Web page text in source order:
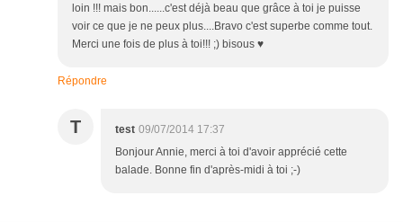
loin !!! mais bon......c'est déjà beau que grâce à toi je puisse
voir ce que je ne peux plus....Bravo c'est superbe comme tout.
Merci une fois de plus à toi!!! ;) bisous ♥
Répondre
T test 09/07/2014 17:37
Bonjour Annie, merci à toi d'avoir apprécié cette
balade. Bonne fin d'après-midi à toi ;-)